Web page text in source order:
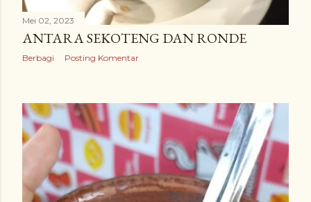
Mei 02, 2023
ANTARA SEKOTENG DAN RONDE
Berbagi Posting Komentar